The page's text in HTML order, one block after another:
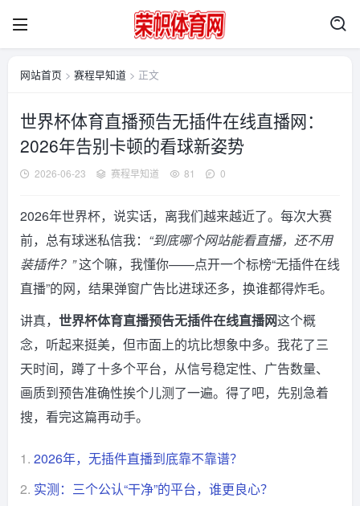
网站首页 > 赛程早知道 > 正文
世界杯体育直播预告无插件在线直播网：
2026年告别卡顿的看球新姿势
2026-06-23 赛程早知道 81 0
2026年世界杯，说实话，离我们越来越近了。每次大赛
前，总有球迷私信我： “到底哪个网站能看直播，还不用
装插件？”这个嘛，我懂你——点开一个标榜“无插件在线
直播”的网，结果弹窗广告比进球还多，换谁都得炸毛。
讲真， 世界杯体育直播预告无插件在线直播网这个概
念，听起来挺美，但市面上的坑比想象中多。我花了三
天时间，蹲了十多个平台，从信号稳定性、广告数量、
画质到预告准确性挨个儿测了一遍。得了吧，先别急着
搜，看完这篇再动手。
1. 2026年，无插件直播到底靠不靠谱？
2. 实测：三个公认“干净”的平台，谁更良心？